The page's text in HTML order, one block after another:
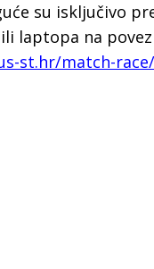
su isključivo
laptopa na
st.hr/match-race/